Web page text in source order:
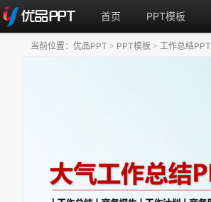
首页 PPT模板
当前位置： 优品PPT > PPT模板 > 工作总结PPT